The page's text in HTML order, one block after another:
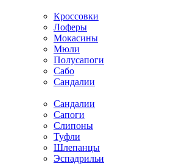
Кроссовки
Лоферы
Мокасины
Мюли
Полусапоги
Сабо
Сандалии
Сандалии
Сапоги
Слипоны
Туфли
Шлепанцы
Эспадрильи